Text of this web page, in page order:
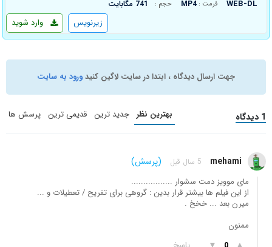
WEB-DL فرمت : MP4 حجم : 741 مگابایت
وارد شوید زیرنویس
جهت ارسال دیدگاه ، ابتدا در سایت لاگین کنیدورود به سایت
1 دیدگاه بهترین نظر جدید ترین قدیمی ترین پرسش ها
mehami 5 سال قبل (پرسش)
مای موویز دمت سشوار .................
از این فیلم ها بیشتر قرار بدین : گروهی برای تفریح / تعطیلات و ...
میرن بعد ... خخخ .
ممنون